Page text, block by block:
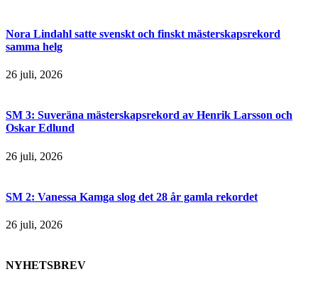
Nora Lindahl satte svenskt och finskt mästerskapsrekord
samma helg
26 juli, 2026
SM 3: Suveräna mästerskapsrekord av Henrik Larsson och
Oskar Edlund
26 juli, 2026
SM 2: Vanessa Kamga slog det 28 år gamla rekordet
26 juli, 2026
NYHETSBREV